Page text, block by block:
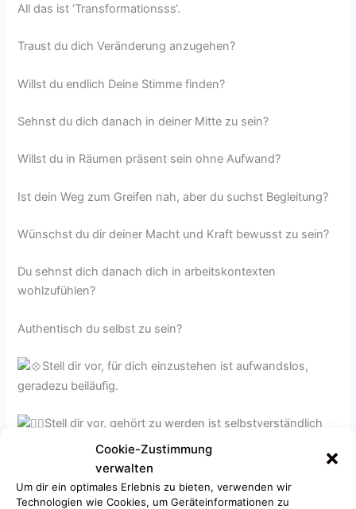
Cookie-Zustimmung
verwalten
Um dir ein optimales Erlebnis zu bieten, verwenden wir
Technologien wie Cookies, um Geräteinformationen zu
All das ist ‘Transformationsss‘.
Traust du dich Veränderung anzugehen?
Willst du endlich Deine Stimme finden?
Sehnst du dich danach in deiner Mitte zu sein?
Willst du in Räumen präsent sein ohne Aufwand?
Ist dein Weg zum Greifen nah, aber du suchst Begleitung?
Wünschst du dir deiner Macht und Kraft bewusst zu sein?
Du sehnst dich danach dich in arbeitskontexten
wohlzufühlen?
Authentisch du selbst zu sein?
Stell dir vor, für dich einzustehen ist aufwandslos,
geradezu beiläufig.
Stell dir vor, gehört zu werden ist selbstverständlich
Stell dir vor du selbst darfst in deiner Kraft sein und
mühelos dein Ding machen.